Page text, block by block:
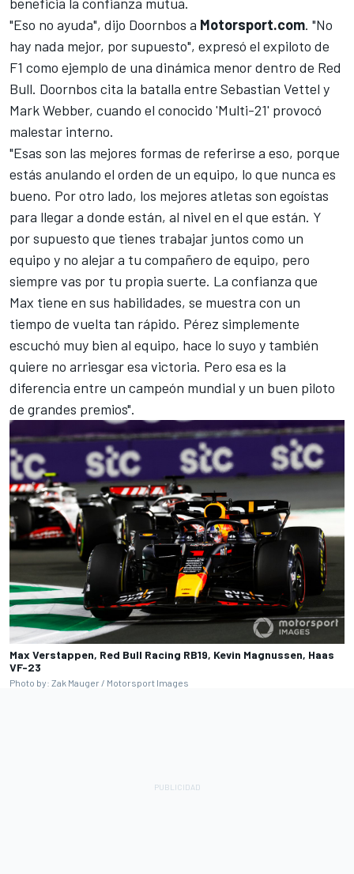
"Eso no ayuda", dijo Doornbos a Motorsport.com. "No
hay nada mejor, por supuesto", expresó el expiloto de
F1 como ejemplo de una dinámica menor dentro de Red
Bull. Doornbos cita la batalla entre Sebastian Vettel y
Mark Webber, cuando el conocido 'Multi-21' provocó
malestar interno.
"Esas son las mejores formas de referirse a eso, porque
estás anulando el orden de un equipo, lo que nunca es
bueno. Por otro lado, los mejores atletas son egoístas
para llegar a donde están, al nivel en el que están. Y
por supuesto que tienes trabajar juntos como un
equipo y no alejar a tu compañero de equipo, pero
siempre vas por tu propia suerte. La confianza que
Max tiene en sus habilidades, se muestra con un
tiempo de vuelta tan rápido. Pérez simplemente
escuchó muy bien al equipo, hace lo suyo y también
quiere no arriesgar esa victoria. Pero esa es la
diferencia entre un campeón mundial y un buen piloto
de grandes premios".
Max Verstappen, Red Bull Racing RB19, Kevin Magnussen, Haas
VF-23
Photo by: Zak Mauger / Motorsport Images